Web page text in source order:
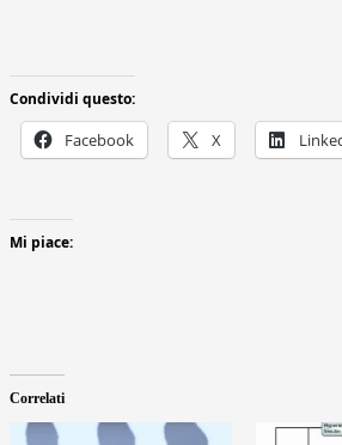
Condividi questo:
Facebook X
Mi piace:
Correlati